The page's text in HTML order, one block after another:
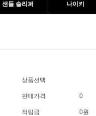
샌들 슬리퍼 나이키
상품선택
판매가격 0
적립금 0원